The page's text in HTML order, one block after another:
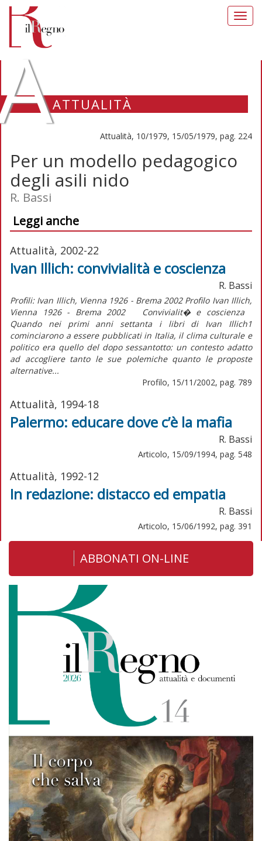
ATTUALITÀ
Attualità, 10/1979, 15/05/1979, pag. 224
Per un modello pedagogico
degli asili nido
R. Bassi
Leggi anche
Attualità, 2002-22
Ivan Illich: convivialità e coscienza
R. Bassi
Profili: Ivan Illich, Vienna 1926 - Brema 2002 Profilo Ivan Illich,
Vienna 1926 - Brema 2002 Convivialit� e coscienza
Quando nei primi anni settanta i libri di Ivan Illich1
cominciarono a essere pubblicati in Italia, il clima culturale e
politico era quello del dopo sessantotto: un contesto adatto
ad accogliere tanto le sue polemiche quanto le proposte
alternative...
Profilo, 15/11/2002, pag. 789
Attualità, 1994-18
Palermo: educare dove c’è la mafia
R. Bassi
Articolo, 15/09/1994, pag. 548
Attualità, 1992-12
In redazione: distacco ed empatia
R. Bassi
Articolo, 15/06/1992, pag. 391
ABBONATI ON-LINE